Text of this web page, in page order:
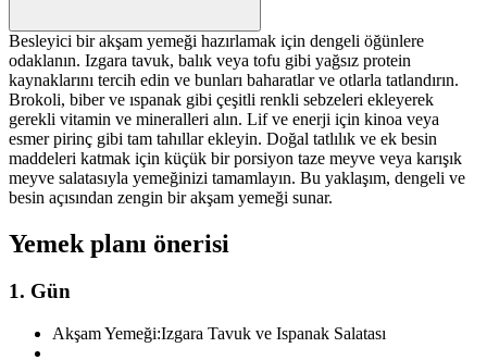
Besleyici bir akşam yemeği hazırlamak için dengeli öğünlere
odaklanın. Izgara tavuk, balık veya tofu gibi yağsız protein
kaynaklarını tercih edin ve bunları baharatlar ve otlarla tatlandırın.
Brokoli, biber ve ıspanak gibi çeşitli renkli sebzeleri ekleyerek
gerekli vitamin ve mineralleri alın. Lif ve enerji için kinoa veya
esmer pirinç gibi tam tahıllar ekleyin. Doğal tatlılık ve ek besin
maddeleri katmak için küçük bir porsiyon taze meyve veya karışık
meyve salatasıyla yemeğinizi tamamlayın. Bu yaklaşım, dengeli ve
besin açısından zengin bir akşam yemeği sunar.
Yemek planı önerisi
1. Gün
Akşam Yemeği:Izgara Tavuk ve Ispanak Salatası